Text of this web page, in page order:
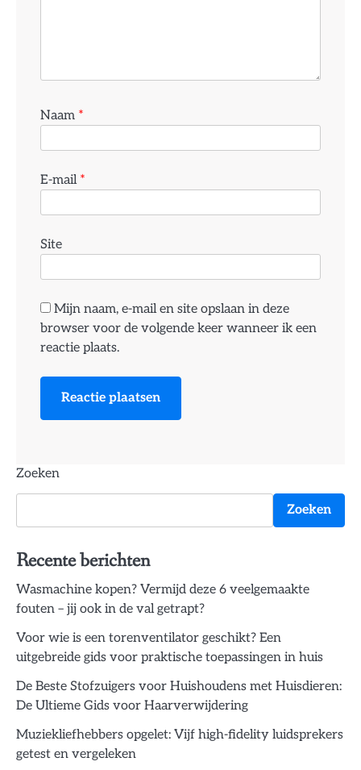
Naam *
E-mail *
Site
Mijn naam, e-mail en site opslaan in deze
browser voor de volgende keer wanneer ik een
reactie plaats.
Zoeken
Zoeken
Recente berichten
Wasmachine kopen? Vermijd deze 6 veelgemaakte
fouten – jij ook in de val getrapt?
Voor wie is een torenventilator geschikt? Een
uitgebreide gids voor praktische toepassingen in huis
De Beste Stofzuigers voor Huishoudens met Huisdieren:
De Ultieme Gids voor Haarverwijdering
Muziekliefhebbers opgelet: Vijf high-fidelity luidsprekers
getest en vergeleken